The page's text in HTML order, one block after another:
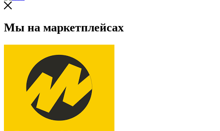
Мы на маркетплейсах